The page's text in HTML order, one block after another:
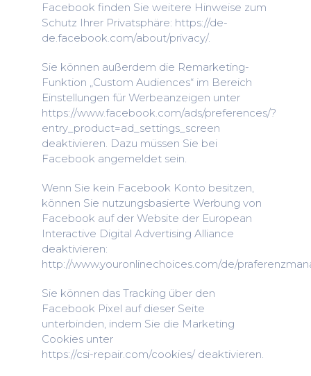
Facebook finden Sie weitere Hinweise zum
Schutz Ihrer Privatsphäre: https://de-
de.facebook.com/about/privacy/.
Sie können außerdem die Remarketing-
Funktion „Custom Audiences“ im Bereich
Einstellungen für Werbeanzeigen unter
https://www.facebook.com/ads/preferences/?
entry_product=ad_settings_screen
deaktivieren. Dazu müssen Sie bei
Facebook angemeldet sein.
Wenn Sie kein Facebook Konto besitzen,
können Sie nutzungsbasierte Werbung von
Facebook auf der Website der European
Interactive Digital Advertising Alliance
deaktivieren:
http://www.youronlinechoices.com/de/
Sie können das Tracking über den
Facebook Pixel auf dieser Seite
unterbinden, indem Sie die Marketing
Cookies unter
https://csi-repair.com/cookies/ deaktivieren.